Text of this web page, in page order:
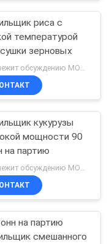
CCD
риса с
температурой
зерновых
Подлежит обсуждению MOQ:1
кукурузы
мощности 90
на партию
на партию
смешанного